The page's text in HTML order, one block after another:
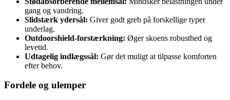
gang og vandring.
Slidstærk ydersål: Giver godt greb på forskellige typer
underlag.
Outdoorshield-forstærkning: Øger skoens robusthed og
levetid.
Udtagelig indlægssål: Gør det muligt at tilpasse komforten
efter behov.
Fordele og ulemper